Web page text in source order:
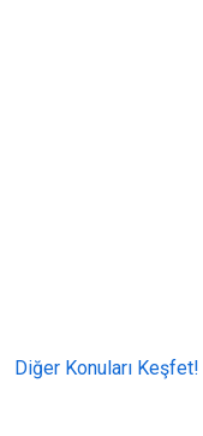
Diğer Konuları Keşfet!